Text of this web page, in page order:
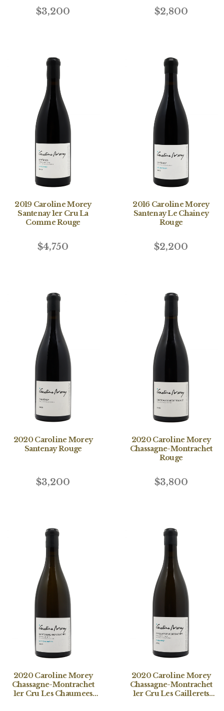
$3,200 $2,800
2019 Caroline Morey
Santenay 1er Cru La
Comme Rouge
$4,750
2016 Caroline Morey
Santenay Le Chainey
Rouge
$2,200
2020 Caroline Morey
Santenay Rouge
$3,200
2020 Caroline Morey
Chassagne-Montrachet
Rouge
$3,800
2020 Caroline Morey
Chassagne-Montrachet
1er Cru Les Chaumees
2020 Caroline Morey
Chassagne-Montrachet
1er Cru Les Caillerets